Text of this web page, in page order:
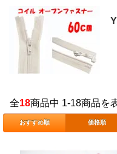
全18商品中 1-18商品を
おすすめ順 価格順